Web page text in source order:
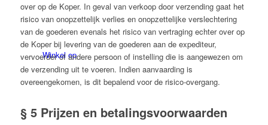
Winkel op
over op de Koper. In geval van verkoop door verzending gaat het
risico van onopzettelijk verlies en onopzettelijke verslechtering
van de goederen evenals het risico van vertraging echter over op
de Koper bij levering van de goederen aan de expediteur,
vervoerder of andere persoon of instelling die is aangewezen om
de verzending uit te voeren. Indien aanvaarding is
overeengekomen, is dit bepalend voor de risico-overgang.
§ 5 Prijzen en betalingsvoorwaarden